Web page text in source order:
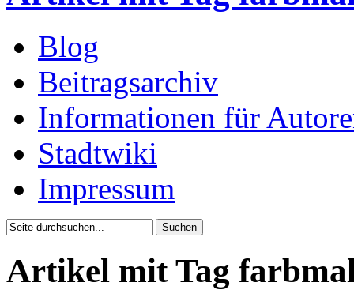
Blog
Beitragsarchiv
Informationen für
Stadtwiki
Impressum
Artikel mit Tag